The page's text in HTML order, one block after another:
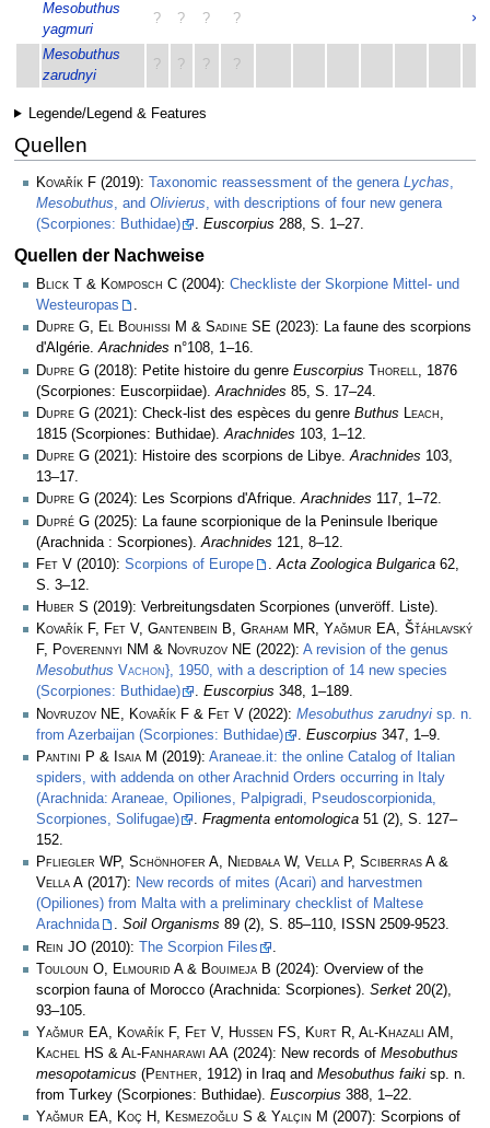
Mesobuthus
yagmuri
? ? ? ? ×
Mesobuthus
zarudnyi
? ? ? ?
Legende/Legend & Features
Quellen
Kovařík F (2019): Taxonomic reassessment of the genera Lychas,
Mesobuthus, and Olivierus, with descriptions of four new genera
(Scorpiones: Buthidae)
. Euscorpius 288, S. 1–27.
Quellen der Nachweise
Blick T & Komposch C (2004): Checkliste der Skorpione Mittel- und
Westeuropas
.
Dupre G, El Bouhissi M & Sadine SE (2023): La faune des scorpions
d'Algérie.Arachnides n°108, 1–16.
Dupre G (2018): Petite histoire du genre Euscorpius Thorell
, 1876
(Scorpiones: Euscorpiidae). Arachnides 85, S. 17–24.
Dupre G (2021): Check-list des espèces du genre Buthus Leach,
1815 (Scorpiones: Buthidae).Arachnides 103, 1­–12.
Dupre G (2021): Histoire des scorpions de Libye.Arachnides 103,
13–17.
Dupre G (2024): Les Scorpions d'Afrique.Arachnides 117, 1–72.
Dupré G (2025): La faune scorpionique de la Peninsule Iberique
(Arachnida : Scorpiones). Arachnides 121, 8–12.
Fet V (2010): Scorpions of Europe .Acta Zoologica Bulgarica 62,
S. 3–12.
Huber S (2019): Verbreitungsdaten Scorpiones (unveröff. Liste).
Kovařík F, Fet V, Gantenbein B, Graham MR, Yağmur EA, Šťáhlavský
F, Poverennyi NM & Novruzov NE (2022): A revision of the genus
Mesobuthus Vachon}, 1950, with a description of 14 new species
(Scorpiones: Buthidae)
. Euscorpius 348, 1–189.
Novruzov NE, Kovařík F & Fet V (2022): Mesobuthus zarudnyi sp. n.
from Azerbaijan (Scorpiones: Buthidae)
Euscorpius 347, 1–9.
Pantini P & Isaia M (2019): Araneae.it: the online Catalog of Italian
spiders, with addenda on other Arachnid Orders occurring in Italy
(Arachnida: Araneae, Opiliones, Palpigradi, Pseudoscorpionida,
Scorpiones, Solifugae)
. Fragmenta entomologica 51 (2), S. 127–
152.
Pfliegler WP, Schönhofer A, Niedbała W, Vella P, Sciberras A &
Vella A (2017): New records of mites (Acari) and harvestmen
(Opiliones) from Malta with a preliminary checklist of Maltese
Arachnida
. Soil Organisms 89 (2), S. 85–110, ISSN 2509-9523.
Rein JO (2010): The Scorpion Files
Touloun O, Elmourid A & Bouimeja B (2024): Overview of the
scorpion fauna of Morocco (Arachnida: Scorpiones). Serket 20(2),
93–105.
Yağmur EA, Kovařík F, Fet V, Hussen FS, Kurt R, Al-Khazali AM,
Kachel HS & Al-Fanharawi AA (2024): New records of Mesobuthus
mesopotamicus (Penther, 1912) in Iraq and Mesobuthus faiki sp. n.
from Turkey (Scorpiones: Buthidae). Euscorpius 388, 1–22.
Yağmur EA, Koç H, Kesmezoğlu S & Yalçın M (2007): Scorpions of